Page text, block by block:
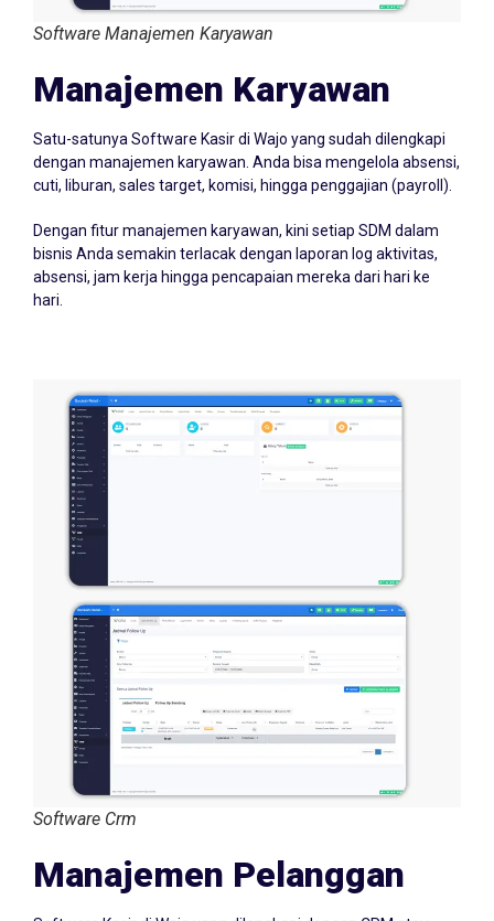
Software Manajemen Karyawan
Manajemen Karyawan
dengan manajemen karyawan. Anda bisa mengelola absensi,
cuti, liburan, sales target, komisi, hingga penggajian (payroll).
bisnis Anda semakin terlacak dengan laporan log aktivitas,
absensi, jam kerja hingga pencapaian mereka dari hari ke
hari.
Software Crm
Manajemen Pelanggan